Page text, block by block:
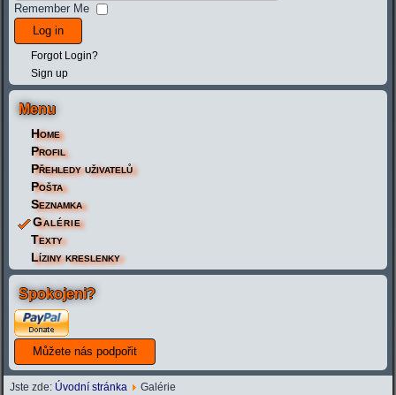
Remember Me
Log in
Forgot Login?
Sign up
Menu
Home
Profil
Přehledy uživatelů
Pošta
Seznamka
Galérie
Texty
Líziny kreslenky
Spokojeni?
Jste zde: Úvodní stránka Galérie